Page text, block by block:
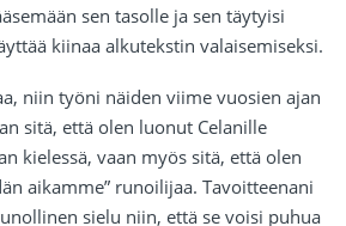
sen tasolle ja sen täytyisi
kiinaa alkutekstin valaisemiseksi.
niin työni näiden viime vuosien ajan
sitä, että olen luonut Celanille
kielessä, vaan myös sitä, että olen
aikamme” runoilijaa. Tavoitteenani
sielu niin, että se voisi puhua